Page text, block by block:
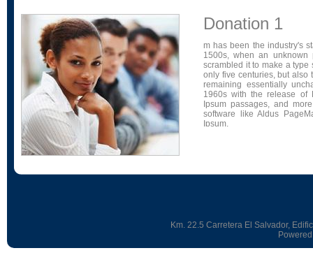
Donation 1
m has been the industry's
1500s, when an
scrambled it to make a type
only five centuries, but also
remaining essentially
1960s with the release of
Ipsum passages, and
software like Aldus
Ipsum.
Km. 22.5 Carretera El Salvador,